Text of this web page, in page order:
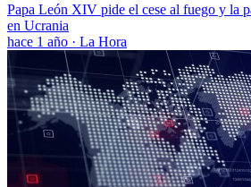
Papa León XIV pide el cese al fuego y la
en Ucrania
hace 1 año · La Hora